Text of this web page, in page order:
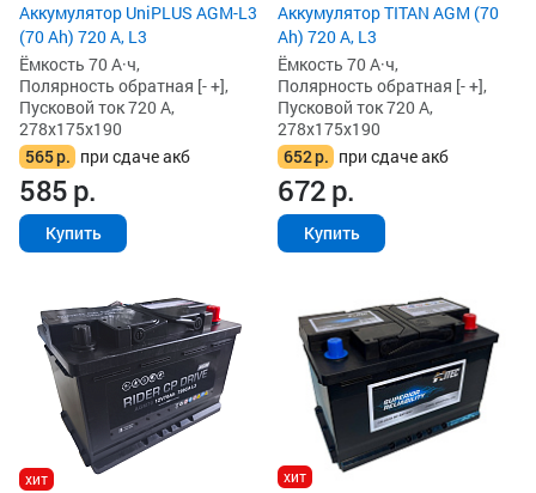
Аккумулятор UniPLUS AGM-L3
(70 Ah) 720 А, L3
Ёмкость 70 А·ч,
Полярность обратная [- +],
Пусковой ток 720 А,
278x175x190
565р. при сдаче акб
585р.
Купить
Аккумулятор TITAN AGM (70
Ah) 720 А, L3
Ёмкость 70 А·ч,
Полярность обратная [- +],
Пусковой ток 720 А,
278x175x190
652р. при сдаче акб
672р.
Купить
хит хит